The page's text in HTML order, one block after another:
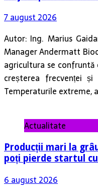
7 august 2026
Autor: Ing. Marius
Manager Andermatt
agricultura se
creșterea frecvenței
Temperaturile extreme,
Actualitate
Producții mari la
poți pierde startul
6 august 2026